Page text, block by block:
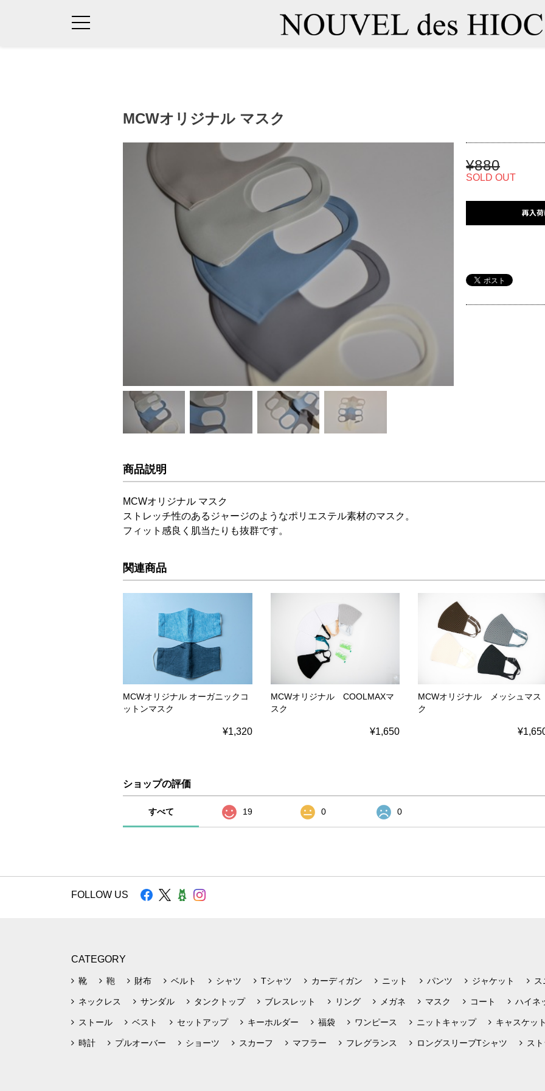
MCWオリジナル マスク
¥880
SOLD OUT
再入
商品説明
MCWオリジナル マスク
ストレッチ性のあるジャージのようなポリエステル素材のマスク。
フィット感良く肌当たりも抜群です。
関連商品
MCWオリジナル オーガニックコ
ットンマスク
¥1,320
MCWオリジナル COOLMAXマ
スク
¥1,650
MCWオリジナル メッシュマス
ク
ショップの評価
すべて 19 0 0
FOLLOW US
CATEGORY
靴 鞄 財布 ベルト シャツ Tシャツ カーディガン ニット パンツ ジャケット
ネックレス サンダル タンクトップ ブレスレット リング メガネ マスク コート ハイネ
ストール ベスト セットアップ キーホルダー 福袋 ワンピース ニットキャップ キャスケッ
時計 プルオーバー ショーツ スカーフ マフラー フレグランス ロングスリーブTシャツ ス